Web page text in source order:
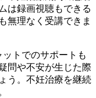
は録画視聴もできる
無理なく受講できま
トでのサポートも
問や不安が生じた際
う。不妊治療を継続